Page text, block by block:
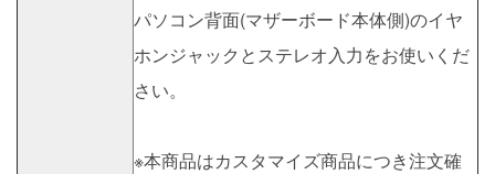
パソコン背面(マザーボード本体側)のイヤ
ホンジャックとステレオ入力をお使いくだ
さい。
※本商品はカスタマイズ商品につき注文確